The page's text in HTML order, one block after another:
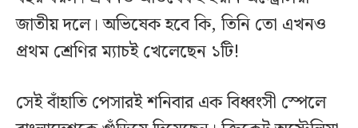
জাতীয় দলে। অভিষেক হবে কি, তিনি তো এখনও
প্রথম শ্রেণির ম্যাচই খেলেছেন ১টি!
সেই বাঁহাতি পেসারই শনিবার এক বিধ্বংসী স্পেলে